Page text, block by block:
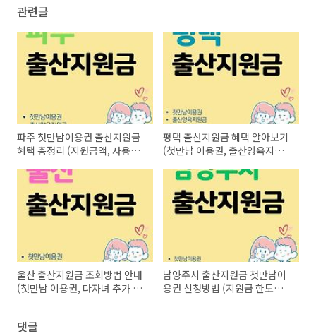
관련글
파주 첫만남이용권 출산지원금
혜택 총정리 (지원금액, 사용처,
평택 출산지원금 혜택 알아보기
(첫만남 이용권, 출산양육지원
울산 출산지원금 조회방법 안내
(첫만남 이용권, 다자녀 추가 혜
남양주시 출산지원금 첫만남이
용권 신청방법 (지원금 한도조
댓글